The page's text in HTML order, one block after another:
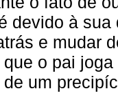
devido à
e mudar
o pai
um